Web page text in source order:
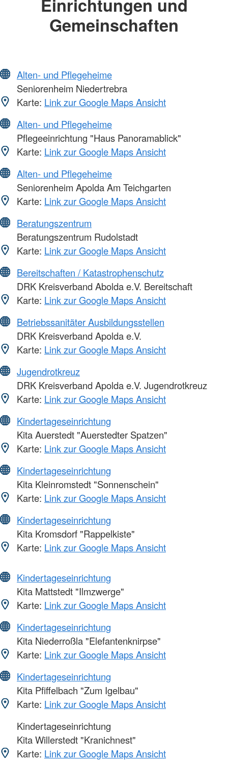
Einrichtungen und
Gemeinschaften
Alten- und Pflegeheime
Seniorenheim Niedertrebra
Karte: Link zur Google Maps Ansicht
Alten- und Pflegeheime
Pflegeeinrichtung "Haus Panoramablick"
Karte: Link zur Google Maps Ansicht
Alten- und Pflegeheime
Seniorenheim Apolda Am Teichgarten
Karte: Link zur Google Maps Ansicht
Beratungszentrum
Beratungszentrum Rudolstadt
Karte: Link zur Google Maps Ansicht
Bereitschaften / Katastrophenschutz
DRK Kreisverband Abolda e.V. Bereitschaft
Karte: Link zur Google Maps Ansicht
Betriebssanitäter Ausbildungsstellen
DRK Kreisverband Apolda e.V.
Karte: Link zur Google Maps Ansicht
Jugendrotkreuz
DRK Kreisverband Apolda e.V. Jugendrotkreuz
Karte: Link zur Google Maps Ansicht
Kindertageseinrichtung
Kita Auerstedt "Auerstedter Spatzen"
Karte: Link zur Google Maps Ansicht
Kindertageseinrichtung
Kita Kleinromstedt "Sonnenschein"
Karte: Link zur Google Maps Ansicht
Kindertageseinrichtung
Kita Kromsdorf "Rappelkiste"
Karte: Link zur Google Maps Ansicht
Kindertageseinrichtung
Kita Mattstedt "Ilmzwerge"
Karte: Link zur Google Maps Ansicht
Kindertageseinrichtung
Kita Niederroßla "Elefantenknirpse"
Karte: Link zur Google Maps Ansicht
Kindertageseinrichtung
Kita Pfiffelbach "Zum Igelbau"
Karte: Link zur Google Maps Ansicht
Kindertageseinrichtung
Kita Willerstedt "Kranichnest"
Karte: Link zur Google Maps Ansicht